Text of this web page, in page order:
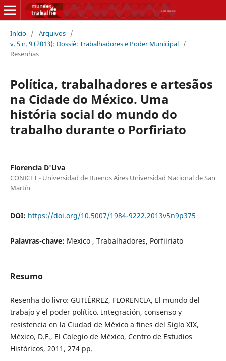
Início / Arquivos /
v. 5 n. 9 (2013): Dossiê: Trabalhadores e Poder Municipal /
Resenhas
Política, trabalhadores e artesãos
na Cidade do México. Uma
história social do mundo do
trabalho durante o Porfiriato
Florencia D'Uva
CONICET - Universidad de Buenos Aires Universidad Nacional de San
Martín
DOI: https://doi.org/10.5007/1984-9222.2013v5n9p375
Palavras-chave: Mexico , Trabalhadores, Porfiiriato
Resumo
Resenha do livro: GUTIÉRREZ, FLORENCIA, El mundo del
trabajo y el poder político. Integración, consenso y
resistencia en la Ciudad de México a fines del Siglo XIX,
México, D.F., El Colegio de México, Centro de Estudios
Históricos, 2011, 274 pp.